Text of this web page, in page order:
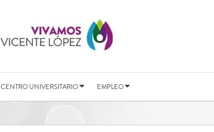
CENTRO UNIVERSITARIO EMPLEO